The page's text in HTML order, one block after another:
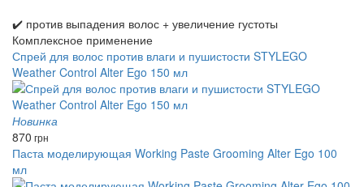
✔️ против выпадения волос + увеличение густоты
Комплексное применение
Спрей для волос против влаги и пушистости STYLEGO
Weather Control Alter Ego 150 мл
Новинка
870 грн
Паста моделирующая Working Paste Grooming Alter Ego 100
мл